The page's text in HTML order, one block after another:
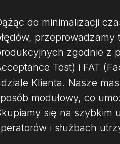
do minimalizacji
przeprowadzamy
zgodnie z
Test) i FAT
Klienta. Nasze
modułowy, co
się na szybkim
i służbach